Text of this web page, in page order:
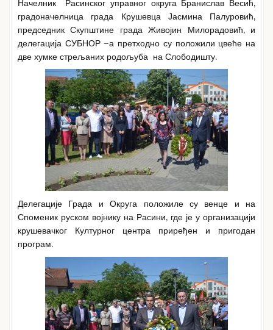
Начелник Расинског управног округа Бранислав Весић,
градоначелница града Крушевца Јасмина Палуровић,
председник Скупштине града Живојин Милорадовић, и
делегација СУБНОР –а претходно су положили цвеће на
две хумке стрељаних родољуба на Слободишту.
Делегације Града и Округа положиле су венце и на
Споменик руском војнику на Расини, где је у организацији
крушевачког Културног центра приређен и пригодан
програм.